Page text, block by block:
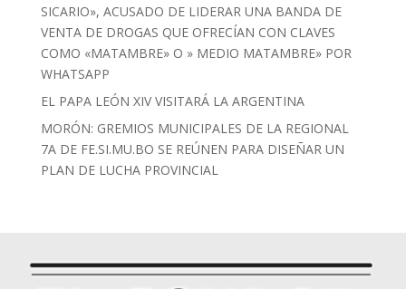
SICARIO», ACUSADO DE LIDERAR UNA BANDA DE
VENTA DE DROGAS QUE OFRECÍAN CON CLAVES
COMO «MATAMBRE» O » MEDIO MATAMBRE» POR
WHATSAPP
EL PAPA LEÓN XIV VISITARÁ LA ARGENTINA
MORÓN: GREMIOS MUNICIPALES DE LA REGIONAL
7A DE FE.SI.MU.BO SE REÚNEN PARA DISEÑAR UN
PLAN DE LUCHA PROVINCIAL